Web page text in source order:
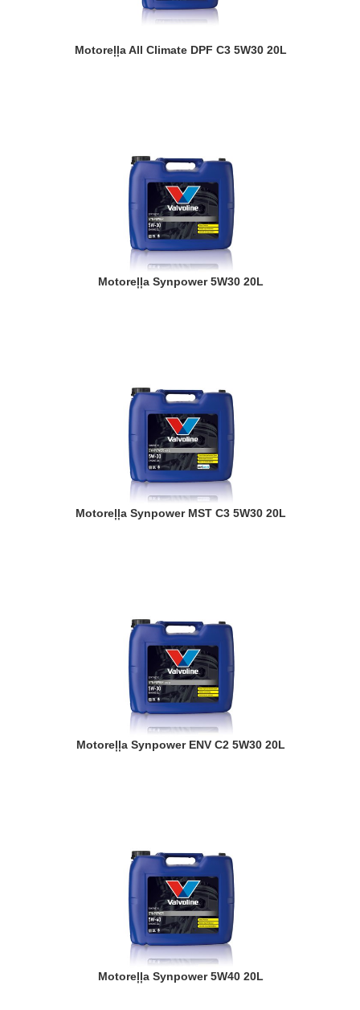
Motoreļļa All Climate DPF C3 5W30 20L
Motoreļļa Synpower 5W30 20L
Motoreļļa Synpower MST C3 5W30 20L
Motoreļļa Synpower ENV C2 5W30 20L
Motoreļļa Synpower 5W40 20L